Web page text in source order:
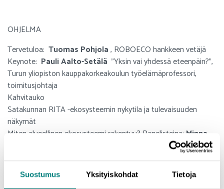
Suostumus Yksityiskohdat Tietoja
OHJELMA
Tervetuloa: Tuomas Pohjola, ROBOECO hankkeen vetäjä
Keynote: Pauli Aalto-Setälä "Yksin vai yhdessä eteenpäin?",
Turun yliopiston kauppakorkeakoulun työelämäprofessori,
toimitusjohtaja
Kahvitauko
Satakunnan RITA -ekosysteemin nykytila ja tulevaisuuden
näkymät
Miten alueellinen ekosysteemi rakentuu? Panelisteina: Minna
Veli-Matti Hakala
keskustelun vetääMikko Puputti
Vapaa sana (kommentit, kysymykset, jatkoajatukset)
Yhteenveto